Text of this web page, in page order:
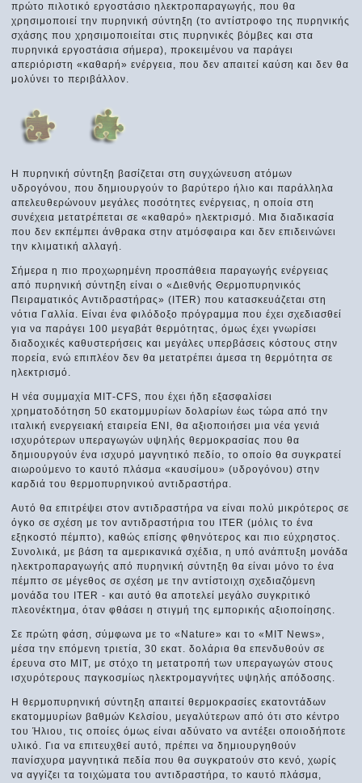
πρώτο πιλοτικό εργοστάσιο ηλεκτροπαραγωγής, που θα
χρησιμοποιεί την πυρηνική σύντηξη (το αντίστροφο της πυρηνικής
σχάσης που χρησιμοποιείται στις πυρηνικές βόμβες και στα
πυρηνικά εργοστάσια σήμερα), προκειμένου να παράγει
απεριόριστη «καθαρή» ενέργεια, που δεν απαιτεί καύση και δεν θα
μολύνει το περιβάλλον.
Η πυρηνική σύντηξη βασίζεται στη συγχώνευση ατόμων
υδρογόνου, που δημιουργούν το βαρύτερο ήλιο και παράλληλα
απελευθερώνουν μεγάλες ποσότητες ενέργειας, η οποία στη
συνέχεια μετατρέπεται σε «καθαρό» ηλεκτρισμό. Μια διαδικασία
που δεν εκπέμπει άνθρακα στην ατμόσφαιρα και δεν επιδεινώνει
την κλιματική αλλαγή.
Σήμερα η πιο προχωρημένη προσπάθεια παραγωγής ενέργειας
από πυρηνική σύντηξη είναι ο «Διεθνής Θερμοπυρηνικός
Πειραματικός Αντιδραστήρας» (ITER) που κατασκευάζεται στη
νότια Γαλλία. Είναι ένα φιλόδοξο πρόγραμμα που έχει σχεδιασθεί
για να παράγει 100 μεγαβάτ θερμότητας, όμως έχει γνωρίσει
διαδοχικές καθυστερήσεις και μεγάλες υπερβάσεις κόστους στην
πορεία, ενώ επιπλέον δεν θα μετατρέπει άμεσα τη θερμότητα σε
ηλεκτρισμό.
Η νέα συμμαχία ΜΙΤ-CFS, που έχει ήδη εξασφαλίσει
χρηματοδότηση 50 εκατομμυρίων δολαρίων έως τώρα από την
ιταλική ενεργειακή εταιρεία ΕΝΙ, θα αξιοποιήσει μια νέα γενιά
ισχυρότερων υπεραγωγών υψηλής θερμοκρασίας που θα
δημιουργούν ένα ισχυρό μαγνητικό πεδίο, το οποίο θα συγκρατεί
αιωρούμενο το καυτό πλάσμα «καυσίμου» (υδρογόνου) στην
καρδιά του θερμοπυρηνικού αντιδραστήρα.
Αυτό θα επιτρέψει στον αντιδραστήρα να είναι πολύ μικρότερος σε
όγκο σε σχέση με τον αντιδραστήρια του ITER (μόλις το ένα
εξηκοστό πέμπτο), καθώς επίσης φθηνότερος και πιο εύχρηστος.
Συνολικά, με βάση τα αμερικανικά σχέδια, η υπό ανάπτυξη μονάδα
ηλεκτροπαραγωγής από πυρηνική σύντηξη θα είναι μόνο το ένα
πέμπτο σε μέγεθος σε σχέση με την αντίστοιχη σχεδιαζόμενη
μονάδα του ITER - και αυτό θα αποτελεί μεγάλο συγκριτικό
πλεονέκτημα, όταν φθάσει η στιγμή της εμπορικής αξιοποίησης.
Σε πρώτη φάση, σύμφωνα με το «Nature» και το «MIT News»,
μέσα την επόμενη τριετία, 30 εκατ. δολάρια θα επενδυθούν σε
έρευνα στο ΜΙΤ, με στόχο τη μετατροπή των υπεραγωγών στους
ισχυρότερους παγκοσμίως ηλεκτρομαγνήτες υψηλής απόδοσης.
Η θερμοπυρηνική σύντηξη απαιτεί θερμοκρασίες εκατοντάδων
εκατομμυρίων βαθμών Κελσίου, μεγαλύτερων από ότι στο κέντρο
του Ήλιου, τις οποίες όμως είναι αδύνατο να αντέξει οποιοδήποτε
υλικό. Για να επιτευχθεί αυτό, πρέπει να δημιουργηθούν
πανίσχυρα μαγνητικά πεδία που θα συγκρατούν στο κενό, χωρίς
να αγγίζει τα τοιχώματα του αντιδραστήρα, το καυτό πλάσμα,